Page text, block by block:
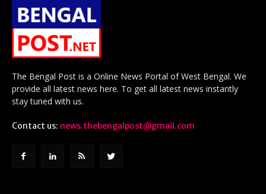
The Bengal Post is a Online News Portal of West Bengal. We
provide all latest news here. To get all latest news instantly
stay tuned with us.
Contact us: news.thebengalpost@gmail.com